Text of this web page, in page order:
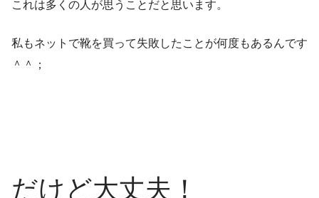
これは多くの人が思うことだと思います。
私もネットで靴を買って失敗したことが何度もあるんです
＾＾；
だけど大丈夫！